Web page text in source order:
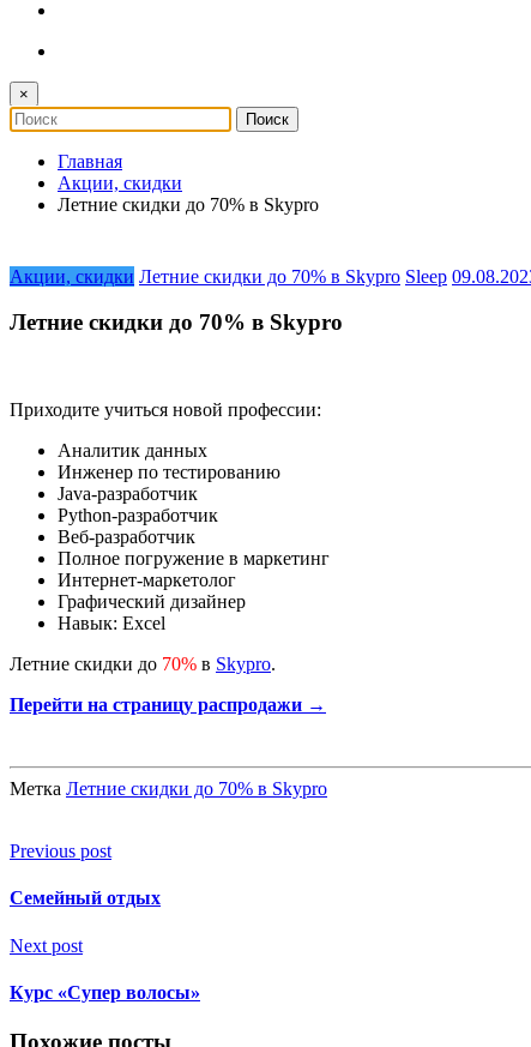
×
Главная
Акции, скидки
Летние скидки до 70% в Skypro
Акции, скидки Летние скидки до 70% в Skypro Sleep
Летние скидки до 70% в Skypro
Приходите учиться новой профессии:
Аналитик данных
Инженер по тестированию
Java-разработчик
Python-разработчик
Веб-разработчик
Полное погружение в маркетинг
Интернет-маркетолог
Графический дизайнер
Навык: Excel
Летние скидки до 70% в Skypro.
Перейти на страницу распродажи →
Метка Летние скидки до 70% в Skypro
Previous post
Семейный отдых
Next post
Курс «Супер волосы»
Похожие посты